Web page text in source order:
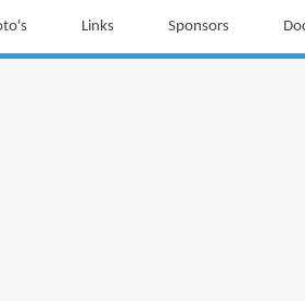
Links Sponsors